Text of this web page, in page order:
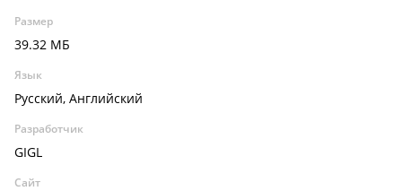
Размер
39.32 МБ
Язык
Русский, Английский
Разработчик
GIGL
Сайт